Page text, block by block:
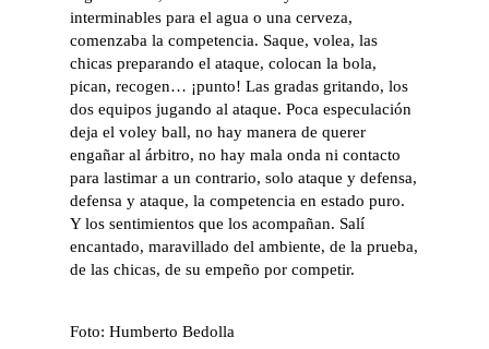
interminables para el agua o una cerveza,
comenzaba la competencia. Saque, volea, las
chicas preparando el ataque, colocan la bola,
pican, recogen… ¡punto! Las gradas gritando, los
dos equipos jugando al ataque. Poca especulación
deja el voley ball, no hay manera de querer
engañar al árbitro, no hay mala onda ni contacto
para lastimar a un contrario, solo ataque y defensa,
defensa y ataque, la competencia en estado puro.
Y los sentimientos que los acompañan. Salí
encantado, maravillado del ambiente, de la prueba,
de las chicas, de su empeño por competir.
Foto: Humberto Bedolla